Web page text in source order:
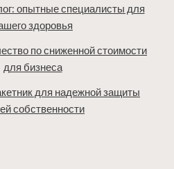
опытные специалисты для
здоровья
по сниженной стоимости
для бизнеса
для надежной защиты
собственности